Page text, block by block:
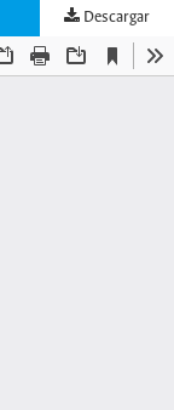
Descargar